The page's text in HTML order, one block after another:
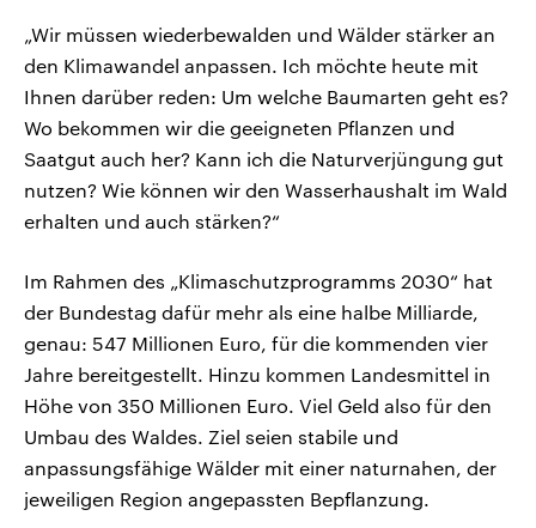
„Wir müssen wiederbewalden und Wälder stärker an
den Klimawandel anpassen. Ich möchte heute mit
Ihnen darüber reden: Um welche Baumarten geht es?
Wo bekommen wir die geeigneten Pflanzen und
Saatgut auch her? Kann ich die Naturverjüngung gut
nutzen? Wie können wir den Wasserhaushalt im Wald
erhalten und auch stärken?“
Im Rahmen des „Klimaschutzprogramms 2030“ hat
der Bundestag dafür mehr als eine halbe Milliarde,
genau: 547 Millionen Euro, für die kommenden vier
Jahre bereitgestellt. Hinzu kommen Landesmittel in
Höhe von 350 Millionen Euro. Viel Geld also für den
Umbau des Waldes. Ziel seien stabile und
anpassungsfähige Wälder mit einer naturnahen, der
jeweiligen Region angepassten Bepflanzung.